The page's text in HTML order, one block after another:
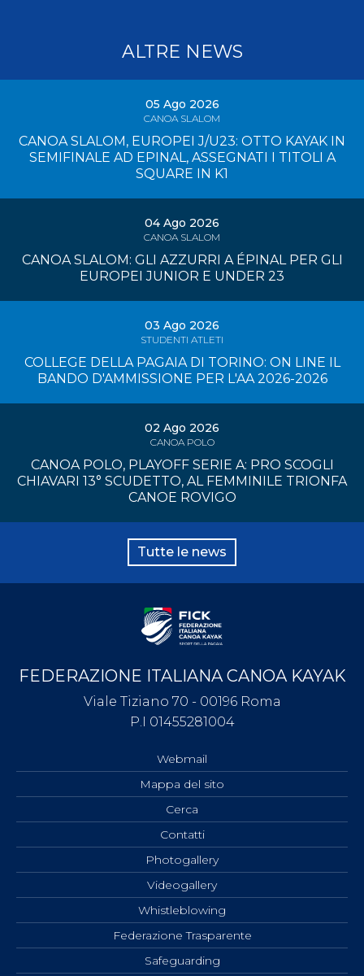
ALTRE NEWS
05 Ago 2026
CANOA SLALOM
CANOA SLALOM, EUROPEI J/U23: OTTO KAYAK IN
SEMIFINALE AD EPINAL, ASSEGNATI I TITOLI A
SQUARE IN K1
04 Ago 2026
CANOA SLALOM
CANOA SLALOM: GLI AZZURRI A ÉPINAL PER GLI
EUROPEI JUNIOR E UNDER 23
03 Ago 2026
STUDENTI ATLETI
COLLEGE DELLA PAGAIA DI TORINO: ON LINE IL
BANDO D'AMMISSIONE PER L'AA 2026-2026
02 Ago 2026
CANOA POLO
CANOA POLO, PLAYOFF SERIE A: PRO SCOGLI
CHIAVARI 13° SCUDETTO, AL FEMMINILE TRIONFA
CANOE ROVIGO
Tutte le news
FEDERAZIONE ITALIANA CANOA KAYAK
Viale Tiziano 70 - 00196 Roma
P.I 01455281004
Webmail
Mappa del sito
Cerca
Contatti
Photogallery
Videogallery
Whistleblowing
Federazione Trasparente
Safeguarding